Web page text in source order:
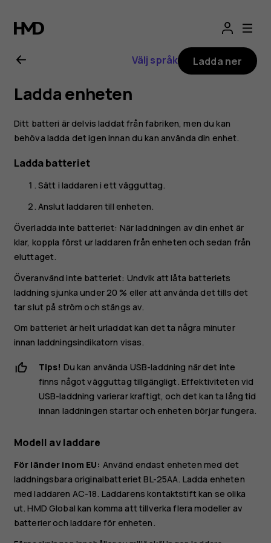
Nokia
3210 Välj språk Ladda ner
Ladda enheten
Ditt batteri är delvis laddat från fabriken, men du kan
behöva ladda det igen innan du kan använda din enhet.
Ladda batteriet
Sätt i laddaren i ett vägguttag.
Anslut laddaren till enheten.
Överladda inte batteriet: När laddningen av din enhet är
klar, koppla först ur laddaren från enheten och sedan från
eluttaget.
Överanvänd inte batteriet: Undvik att låta batteriets
laddning sjunka under 20 % eller att använda det tills det
tar slut på ström och stängs av.
Om batteriet är helt urladdat kan det ta några minuter
innan laddningsindikatorn visas.
Tips! Du kan använda USB-laddning när det inte
finns något vägguttag tillgängligt. Effektiviteten vid
USB-laddning varierar kraftigt, och det kan ta lång tid
innan laddningen startar och enheten börjar fungera.
Modell av laddare
För länder inom EU: Använd endast enheten med det
laddningsbara originalbatteriet BL-25AA. Ladda enheten
med laddaren AC-18. Laddarens kontaktstift kan se olika
ut. HMD Global kan komma att tillverka flera modeller av
batterier och laddare för enheten.